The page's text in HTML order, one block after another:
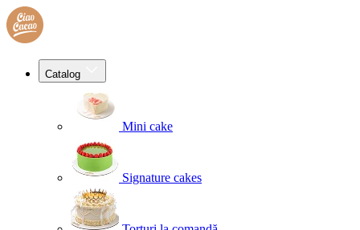
Catalog
Mini cake
Signature cakes